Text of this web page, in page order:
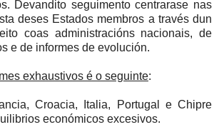
Devandito seguimento centrarase nas
deses Estados membros a través dun
coas administracións nacionais, de
e de informes de evolución.
exhaustivos é o seguinte:
Croacia, Italia, Portugal e Chipre
económicos excesivos.